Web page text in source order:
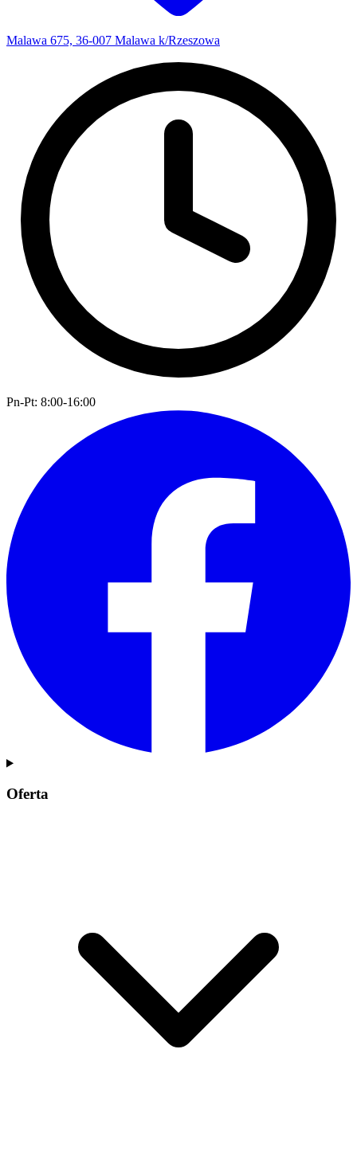
Malawa 675, 36-007 Malawa k/Rzeszowa
Pn-Pt: 8:00-16:00
Oferta